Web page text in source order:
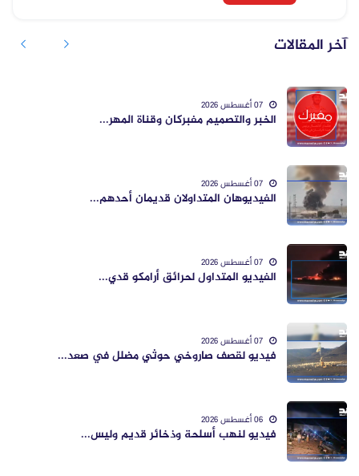
آخر المقالات
الخبر والتصميم مفبركان وقناة المهر...
الفيديوهان المتداولان قديمان أحدهم...
الفيديو المتداول لحرائق أرامكو قدي...
فيديو لقصف صاروخي حوثي مضلل في صعد...
فيديو لنهب أسلحة وذخائر قديم وليس...